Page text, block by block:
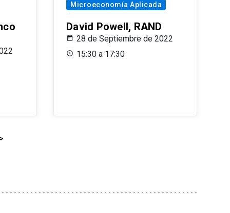
Microeconomía Aplicada
David Powell, RAND
28 de Septiembre de 2022
15:30 a 17:30